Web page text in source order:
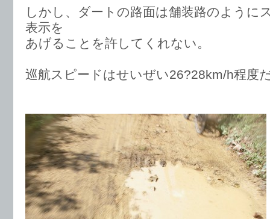
しかし、ダートの路面は舗装路のように
表示を
あげることを許してくれない。
巡航スピードはせいぜい26?28km/h程度